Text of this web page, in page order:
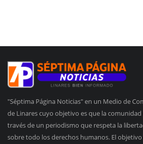
"Séptima Página Noticias" en un Medio de
de Linares cuyo objetivo es que la
través de un periodismo que respeta la
sobre todo los derechos humanos. El